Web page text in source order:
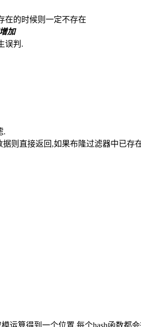
在的时候则一定不存在
加
误判.
.
则直接返回,如果布隆过滤器中已存
运算得到一个位置,每个hash函数都